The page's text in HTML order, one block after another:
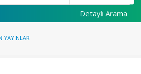
Detaylı Arama
YAYINLAR